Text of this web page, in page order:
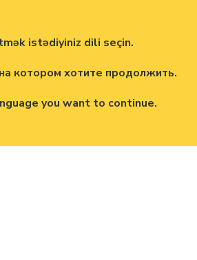
istədiyiniz dili seçin.
котором хотите продолжить.
you want to continue.